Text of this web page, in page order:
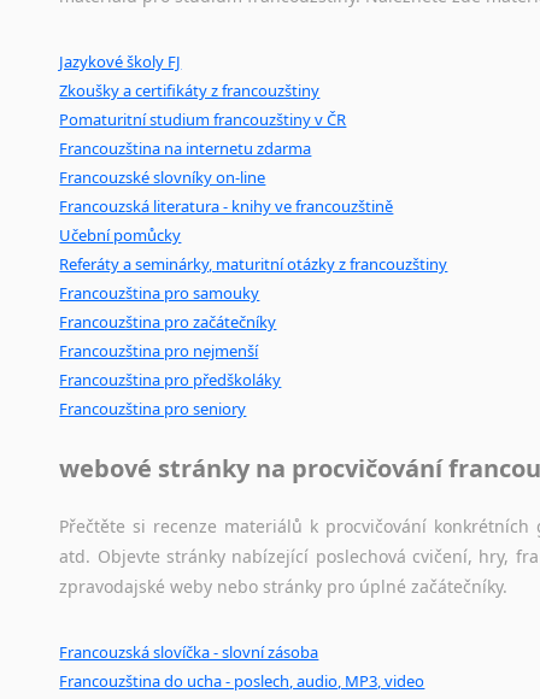
Mix pomůcek, jež
poradny a pravidla pravopisu nebo
Jazykové školy FJ
Zkoušky a certifikáty z francouzštiny
Pomaturitní studium francouzštiny v ČR
Francouzština na internetu zdarma
Francouzské slovníky on-line
Francouzská literatura - knihy ve francouzštině
Učební pomůcky
Referáty a seminárky, maturitní otázky z francouzštiny
Francouzština pro samouky
Francouzština pro začátečníky
Francouzština pro nejmenší
Francouzština pro předškoláky
Francouzština pro seniory
webové stránky na procvičování
Přečtěte si recenze materiálů k procvičování
atd. Objevte stránky nabízející poslechová cvičení, hry,
zpravodajské weby nebo stránky pro úplné začátečníky.
Francouzská slovíčka - slovní zásoba
Francouzština do ucha - poslech, audio, MP3, video